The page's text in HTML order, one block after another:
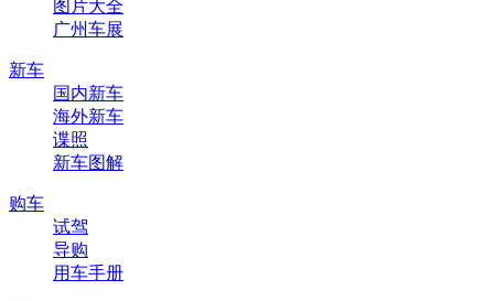
图片大全
广州车展
新车
国内新车
海外新车
谍照
新车图解
购车
试驾
导购
用车手册